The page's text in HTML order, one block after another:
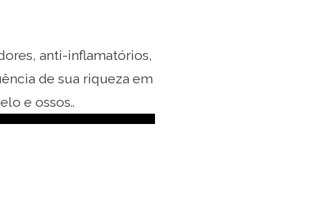
anti-inflamatórios,
de sua riqueza em
e ossos..